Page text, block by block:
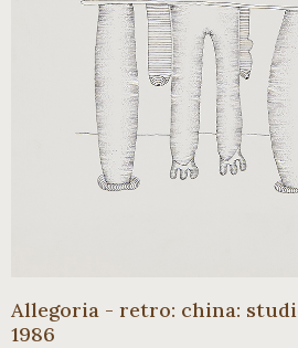
Allegoria - retro: china:
1986